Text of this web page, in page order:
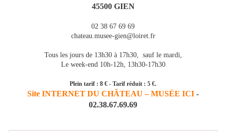
45500 GIEN
02 38 67 69 69
chateau.musee-gien@loiret.fr
Tous les jours de 13h30 à 17h30, sauf le mardi,
Le week-end 10h-12h, 13h30-17h30
Plein tarif : 8 € - Tarif réduit : 5 €.
Site INTERNET DU CHÂTEAU – MUSÉE ICI -
02.38.67.69.69